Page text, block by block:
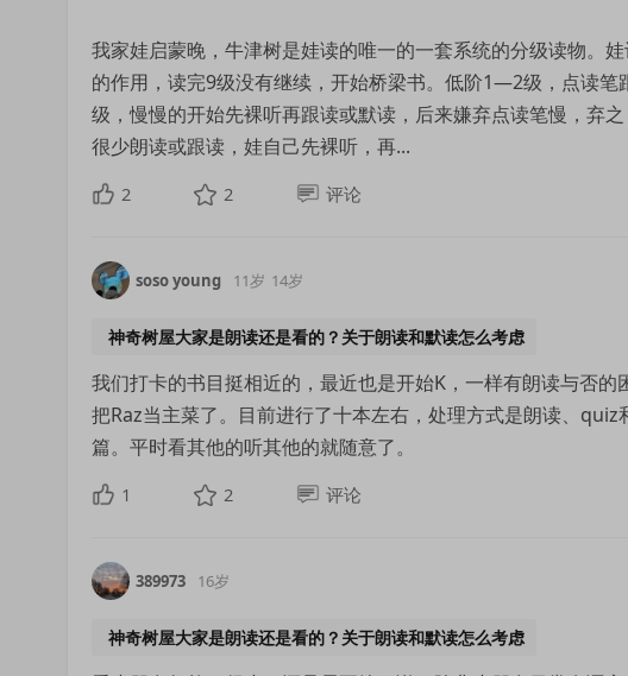
我家娃启蒙晚，牛津树是娃读的唯一的一套系统的分级读物。
的作用，读完9级没有继续，开始桥梁书。低阶1—2级，点读
级，慢慢的开始先裸听再跟读或默读，后来嫌弃点读笔慢，弃
很少朗读或跟读，娃自己先裸听，再...
2 2 评论
soso young 11岁 14岁
神奇树屋大家是朗读还是看的？关于朗读和默读怎么考虑
我们打卡的书目挺相近的，最近也是开始K，一样有朗读与否
把Raz当主菜了。目前进行了十本左右，处理方式是朗读、
篇。平时看其他的听其他的就随意了。
1 2 评论
389973 16岁
神奇树屋大家是朗读还是看的？关于朗读和默读怎么考虑